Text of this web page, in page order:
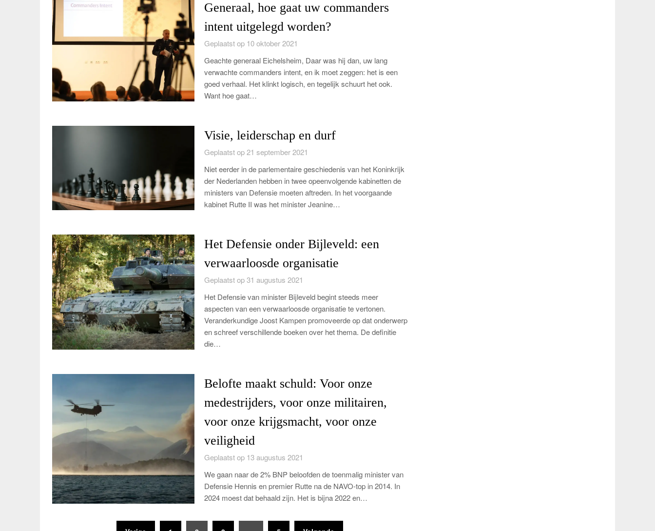
Generaal, hoe gaat uw commanders
intent uitgelegd worden?
Geplaatst op 10 oktober 2021
Geachte generaal Eichelsheim, Daar was hij dan, uw lang
verwachte commanders intent, en ik moet zeggen: het is een
goed verhaal. Het klinkt logisch, en tegelijk schuurt het ook.
Want hoe gaat…
Visie, leiderschap en durf
Geplaatst op 21 september 2021
Niet eerder in de parlementaire geschiedenis van het Koninkrijk
der Nederlanden hebben in twee opeenvolgende kabinetten de
ministers van Defensie moeten aftreden. In het voorgaande
kabinet Rutte II was het minister Jeanine…
Het Defensie onder Bijleveld: een
verwaarloosde organisatie
Geplaatst op 31 augustus 2021
Het Defensie van minister Bijleveld begint steeds meer
aspecten van een verwaarloosde organisatie te vertonen.
Veranderkundige Joost Kampen promoveerde op dat onderwerp
en schreef verschillende boeken over het thema. De definitie
die…
Belofte maakt schuld: Voor onze
medestrijders, voor onze militairen,
voor onze krijgsmacht, voor onze
veiligheid
Geplaatst op 13 augustus 2021
We gaan naar de 2% BNP beloofden de toenmalig minister van
Defensie Hennis en premier Rutte na de NAVO-top in 2014. In
2024 moest dat behaald zijn. Het is bijna 2022 en…